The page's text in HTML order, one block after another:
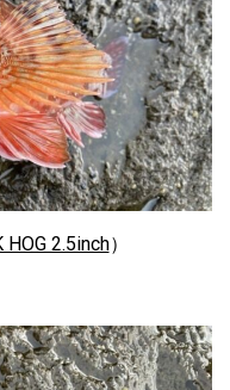
2.5inch）